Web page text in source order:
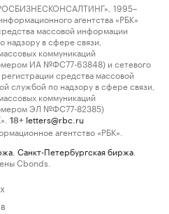
1995–
агентства «РБК»
массовой информации
в сфере связи,
коммуникаций
ИА №ФС77-63848) и сетевого
средства массовой
службой по надзору в сфере связи,
коммуникаций
ЭЛ №ФС77-82385)
18+ letters@rbc.ru
агентство «РБК».
Санкт-Петербургская биржа
Cbonds.